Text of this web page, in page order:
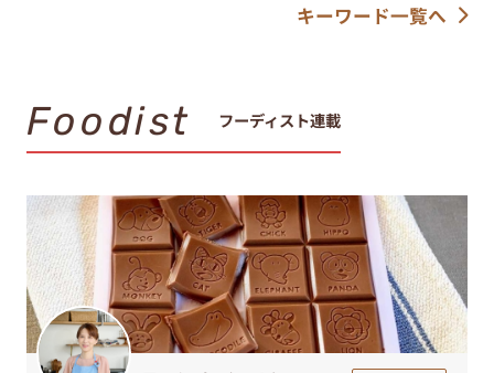
キーワード一覧へ
Foodist フーディスト連載